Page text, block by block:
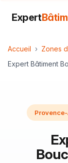
Expert
Accueil
Zones
Expert Bâtiment